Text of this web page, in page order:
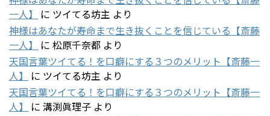
一人】
に ツイてる坊主 より
神様はあなたが寿命まで生き抜くことを信じている【斎藤
一人】
に 松原千奈都 より
天国言葉ツイてる！を口癖にする３つのメリット【斎藤一
人】
に ツイてる坊主 より
天国言葉ツイてる！を口癖にする３つのメリット【斎藤一
人】
に 溝渕眞理子 より